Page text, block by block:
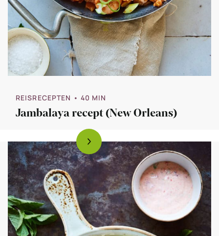
REISRECEPTEN • 40 MIN
Jambalaya recept (New Orleans)